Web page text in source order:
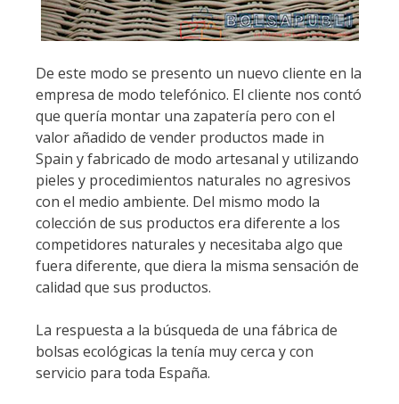
De este modo se presento un nuevo cliente en la
empresa de modo telefónico. El cliente nos contó
que quería montar una zapatería pero con el
valor añadido de vender productos made in
Spain y fabricado de modo artesanal y utilizando
pieles y procedimientos naturales no agresivos
con el medio ambiente. Del mismo modo la
colección de sus productos era diferente a los
competidores naturales y necesitaba algo que
fuera diferente, que diera la misma sensación de
calidad que sus productos.
La respuesta a la búsqueda de una fábrica de
bolsas ecológicas la tenía muy cerca y con
servicio para toda España.